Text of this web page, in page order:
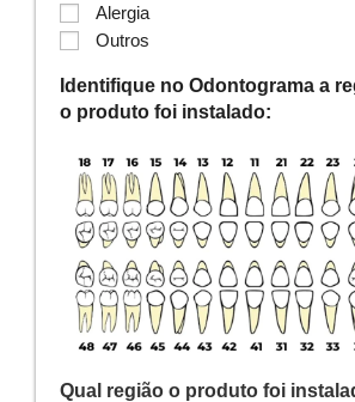
Alergia
Outros
Identifique no Odontograma a
o produto foi instalado:
Qual região o produto foi